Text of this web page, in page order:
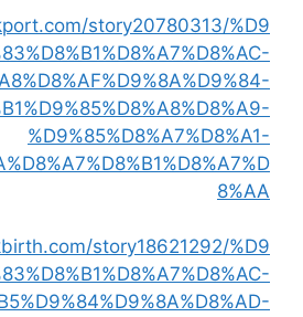
story20780313/%D9
%D9%85%D8%A7%D8%A1-
8%AA
story18621292/%D9